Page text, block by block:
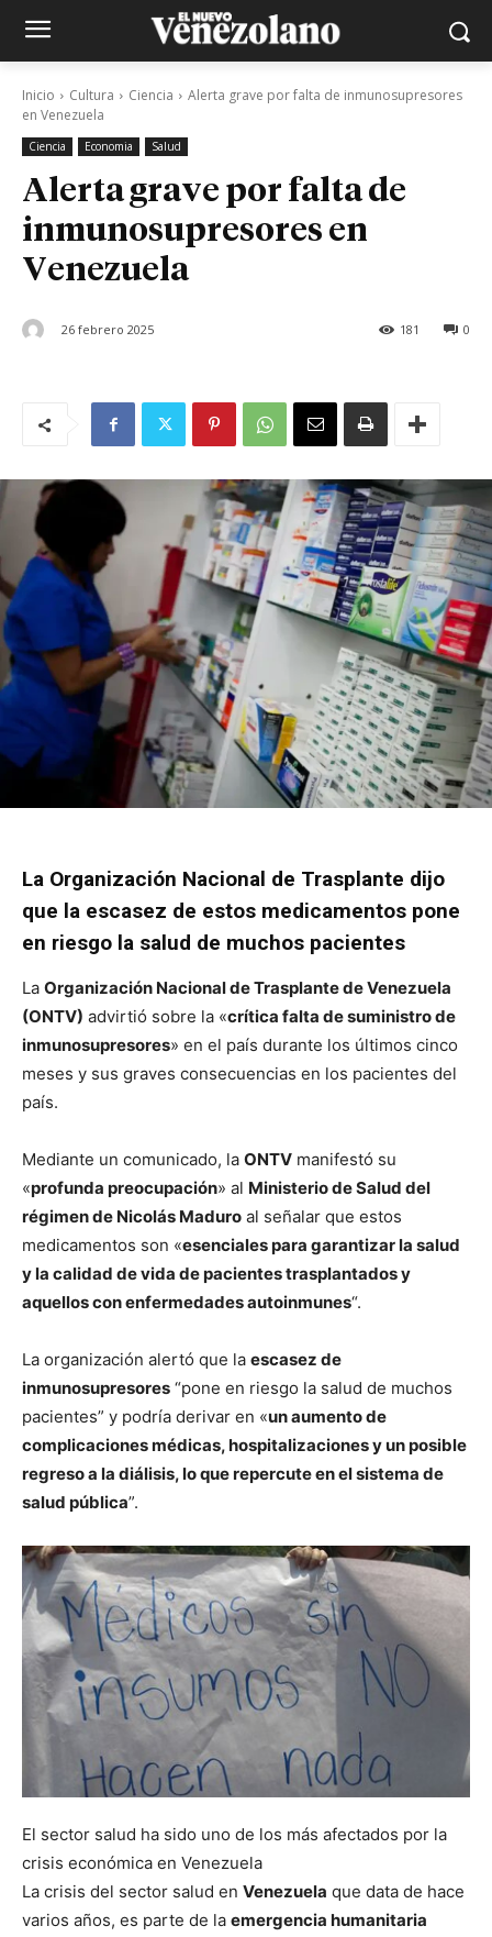
Inicio Cultura Ciencia
Alerta grave por falta de inmunosupresores
en Venezuela
Ciencia Economia Salud
Alerta grave por falta de
inmunosupresores en
Venezuela
26 febrero 2025 0
181
La Organización Nacional de Trasplante dijo
que la escasez de estos medicamentos pone
en riesgo la salud de muchos pacientes
La Organización Nacional de Trasplante de Venezuela
(ONTV) advirtió sobre la «crítica falta de suministro de
inmunosupresores» en el país durante los últimos cinco
meses y sus graves consecuencias en los pacientes del
país.
Mediante un comunicado, la ONTV manifestó su
«profunda preocupación» al Ministerio de Salud del
régimen de Nicolás Maduro al señalar que estos
medicamentos son «esenciales para garantizar la salud
y la calidad de vida de pacientes trasplantados y
aquellos con enfermedades autoinmunes“.
La organización alertó que la escasez de
inmunosupresores “pone en riesgo la salud de muchos
pacientes” y podría derivar en «un aumento de
complicaciones médicas, hospitalizaciones y un posible
regreso a la diálisis, lo que repercute en el sistema de
salud pública”.
El sector salud ha sido uno de los más afectados por la
crisis económica en Venezuela
La crisis del sector salud en Venezuela que data de hace
varios años, es parte de la emergencia humanitaria